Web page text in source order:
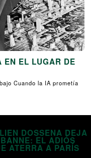
EN EL LUGAR DE
Cuando la IA prometía
DOSSENA DEJA
EL ADIÓS
ATERRA A PARÍS